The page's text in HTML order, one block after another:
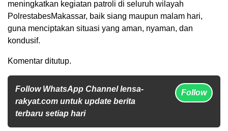
meningkatkan kegiatan patroli di seluruh wilayah
PolrestabesMakassar, baik siang maupun malam hari,
guna menciptakan situasi yang aman, nyaman, dan
kondusif.
Komentar ditutup.
Follow WhatsApp Channel lensa-
rakyat.com untuk update berita
terbaru setiap hari
Follow